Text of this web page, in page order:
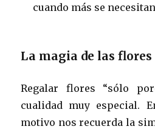
cuando más se
La magia de las flores
Regalar flores “sólo
cualidad muy especial.
motivo nos recuerda la